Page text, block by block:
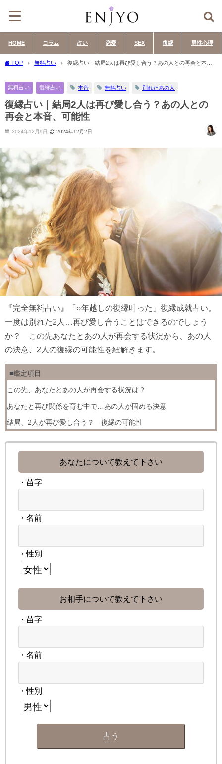
HOME コラム 占い 恋愛 SEX 復縁 男性心理
TOP 無料占い
復縁占い｜結局2人は再び愛し合う？あの人との再会と本
無料占い 復縁占い 本音 無料占い 別れたあの人
復縁占い｜結局2人は再び愛し合う？あの人との
再会と本音、可能性
2024年12月9日 2024年12月2日
『完全無料占い』「○年越しの復縁叶った」復縁成就占い。
一度は別れた2人…再び愛し合うことはできるのでしょう
か？ この先あなたとあの人が再会する状況から、あの人
の決意、2人の復縁の可能性を紐解きます。
■鑑定項目
この先、あなたとあの人が再会する状況は？
あなたと再び関係を育む中で…あの人が固める決意
結局、2人が再び愛し合う？ 復縁の可能性
あなたについて教えて下さい
・苗字
・名前
・性別
お相手について教えて下さい
・苗字
・名前
・性別
占う